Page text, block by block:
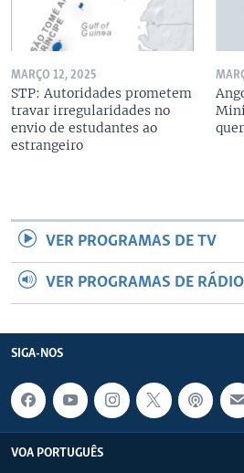
MARÇO 12, 2025
STP: Autoridades prometem
travar irregularidades no
envio de estudantes ao
estrangeiro
VER PROGRAMAS DE TV
VER PROGRAMAS DE RÁDIO
SIGA-NOS
VOA PORTUGUÊS